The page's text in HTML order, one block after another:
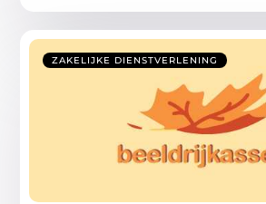
ZAKELIJKE DIENSTVERLENING